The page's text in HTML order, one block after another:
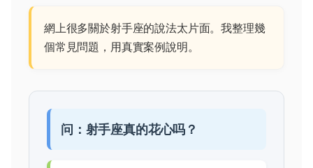
網上很多關於射手座的說法太片面。我整理幾
個常見問題，用真實案例說明。
问：射手座真的花心吗？